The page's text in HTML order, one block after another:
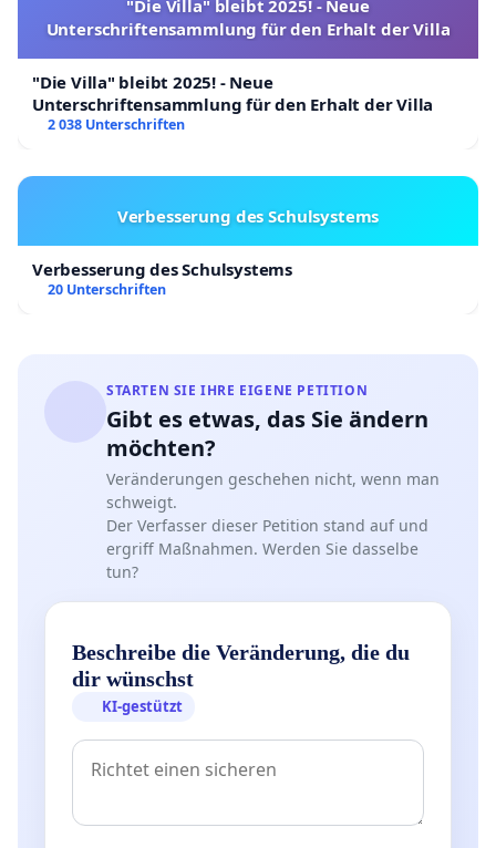
"Die Villa" bleibt 2025! - Neue
Unterschriftensammlung für den Erhalt der Villa
"Die Villa" bleibt 2025! - Neue
Unterschriftensammlung für den Erhalt der Villa
2 038 Unterschriften
Verbesserung des Schulsystems
Verbesserung des Schulsystems
20 Unterschriften
STARTEN SIE IHRE EIGENE PETITION
Gibt es etwas, das Sie ändern
möchten?
Veränderungen geschehen nicht, wenn man
schweigt.
Der Verfasser dieser Petition stand auf und
ergriff Maßnahmen. Werden Sie dasselbe
tun?
Beschreibe die Veränderung, die du
dir wünschst
KI-gestützt